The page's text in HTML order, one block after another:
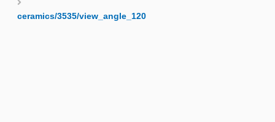
ceramics/3535/view_angle_120